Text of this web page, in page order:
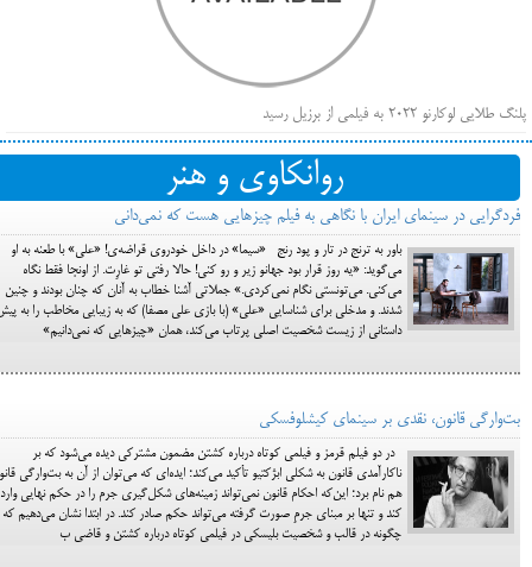
پلنگ طلایی لوکارنو ۲۰۲۲ به فیلمی از برزیل رسید
فهرست فیلم‌های بخش مسابقه جشنواره فیلم ونیز ۲۰۲۲ مشخص شد، سهم پررنگ ایرانی‌ها
بیرون راندن فیلم‌های منتسب به حامیان کرملین از جشنواره کن، راه برای مستقل‌ها باز است
روانکاوی و هنر
فردگرایی در سینمای ایران با نگاهی به فیلم چیزهایی هست که نمی‌دانی
باور به ترنج در تار و پود رنج «سیما» در داخل خودروی قراضه‌ی! «علی» با طعنه به او
می‌گوید: «یه روز قرار بود جهانو زیر و رو کنی! حالا رفتی تو غارِت. از اونجا فقط نگاه
می‌کنی. می‌تونستی نگام نمی‌کردی.» جملاتی آشنا خطاب به آنان که چنان بودند و چنین
شدند. و مدخلی برای شناسایی «علی» (با بازی علی مصفا) که به زیبایی مخاطب را به
داستانی از زیست شخصیت اصلی پرتاب می‌کند، همان «چیزهایی که نمی‌دانیم»
بت‌وارگی قانون، نقدی بر سینمای کیشلوفسکی
در دو فیلم قرمز و فیلمی کوتاه درباره کشتن مضمون مشترکی دیده می‌شود که بر
ناکارآمدی قانون به شکلی ابژکتیو تأکید می‌کند؛ ایده‌ای که می‌توان از آن به بت‌وارگی
هم نام برد؛ این‌که احکام قانون نمی‌تواند زمینه‌های شکل‌گیری جرم را در حکم نهایی وارد
کند و تنها بر مبنای جرمِ صورت گرفته می‌تواند حکم صادر کند. در ابتدا نشان می‌دهیم که
چگونه در قالب و شخصیت بلیسکی در فیلمی کوتاه درباره کشتن و قاضی ب